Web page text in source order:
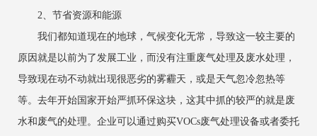
2、节省资源和能源
我们都知道现在的地球，气候变化无常，导致这一较主要的
原因就是以前为了发展工业，而没有注重废气处理及废水处理，
导致现在动不动就出现很恶劣的雾霾天，或是天气忽冷忽热等
等。去年开始国家开始严抓环保这块，这其中抓的较严的就是废
水和废气的处理。企业可以通过购买VOCs废气处理设备或者委托